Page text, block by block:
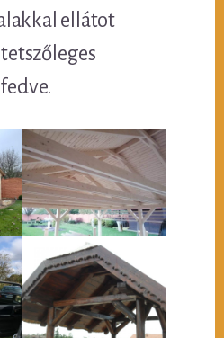
ellátot